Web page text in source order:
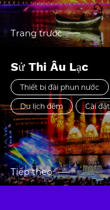
Trang trước
Sử Thi Âu Lạc
Thiết bị đài phun nước
Du lịch đêm Cài
Tiếp theo